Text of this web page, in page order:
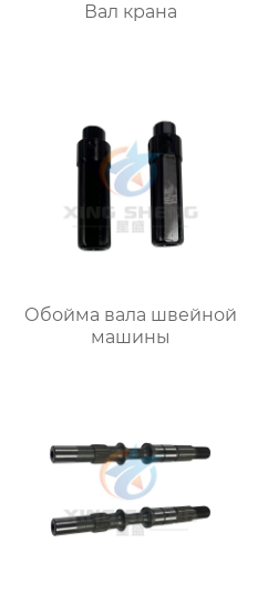
Вал крана
Обойма вала швейной
машины